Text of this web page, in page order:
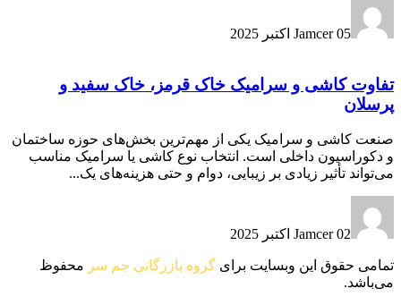
Jamcer 05 اکتبر 2025
تفاوت کاشی و سرامیک خاک قرمز، خاک سفید و
پرسلان
صنعت کاشی و سرامیک یکی از مهم‌ترین بخش‌های حوزه ساختمان
و دکوراسیون داخلی است. انتخاب نوع کاشی یا سرامیک مناسب
می‌تواند تأثیر زیادی بر زیبایی، دوام و حتی هزینه‌های یک...
Jamcer 02 اکتبر 2025
تمامی حقوق این وبسایت برای گروه بازرگانی جم سر محفوظ
می‌باشد.